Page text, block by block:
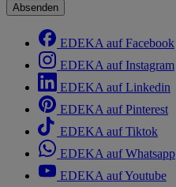
Absenden
EDEKA auf Facebook
EDEKA auf Instagram
EDEKA auf Linkedin
EDEKA auf Pinterest
EDEKA auf Tiktok
EDEKA auf Whatsapp
EDEKA auf Youtube